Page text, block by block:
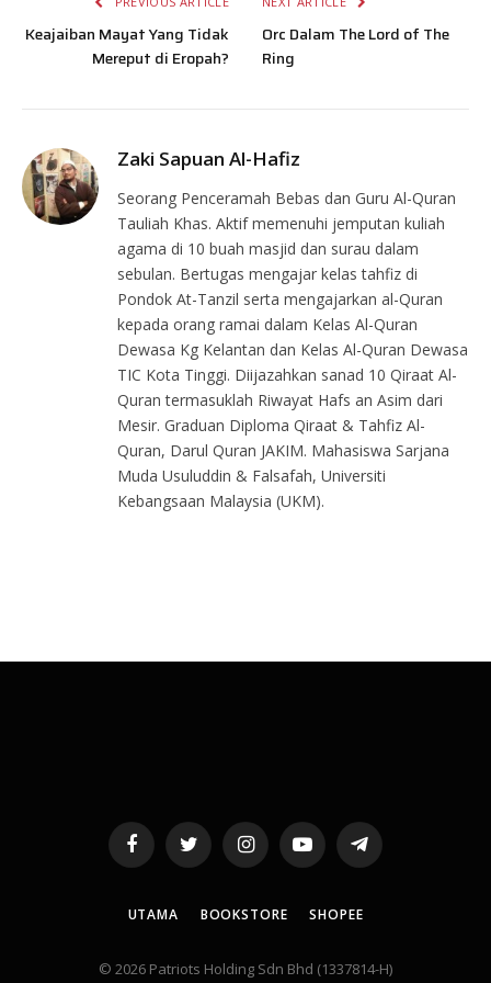
Keajaiban Mayat Yang Tidak
Mereput di Eropah?
Orc Dalam The Lord of The
Ring
Zaki Sapuan Al-Hafiz
Seorang Penceramah Bebas dan Guru Al-Quran
Tauliah Khas. Aktif memenuhi jemputan kuliah
agama di 10 buah masjid dan surau dalam
sebulan. Bertugas mengajar kelas tahfiz di
Pondok At-Tanzil serta mengajarkan al-Quran
kepada orang ramai dalam Kelas Al-Quran
Dewasa Kg Kelantan dan Kelas Al-Quran Dewasa
TIC Kota Tinggi. Diijazahkan sanad 10 Qiraat Al-
Quran termasuklah Riwayat Hafs an Asim dari
Mesir. Graduan Diploma Qiraat & Tahfiz Al-
Quran, Darul Quran JAKIM. Mahasiswa Sarjana
Muda Usuluddin & Falsafah, Universiti
Kebangsaan Malaysia (UKM).
FacebookTwitter InstagramYouTubeTelegram
UTAMA BOOKSTORE SHOPEE
© 2026 Patriots Holding Sdn Bhd (1337814-H)